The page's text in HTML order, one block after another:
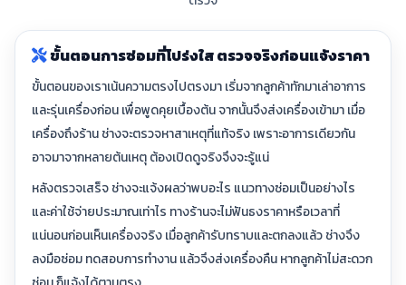
ขั้นตอนการซ่อมที่โปร่งใส ตรวจจริงก่อนแจ้งราคา
ขั้นตอนของเราเน้นความตรงไปตรงมา เริ่มจากลูกค้าทักมาเล่าอาการ
และรุ่นเครื่องก่อน เพื่อพูดคุยเบื้องต้น จากนั้นจึงส่งเครื่องเข้ามา เมื่อ
เครื่องถึงร้าน ช่างจะตรวจหาสาเหตุที่แท้จริง เพราะอาการเดียวกัน
อาจมาจากหลายต้นเหตุ ต้องเปิดดูจริงจึงจะรู้แน่
หลังตรวจเสร็จ ช่างจะแจ้งผลว่าพบอะไร แนวทางซ่อมเป็นอย่างไร
และค่าใช้จ่ายประมาณเท่าไร ทางร้านจะไม่ฟันธงราคาหรือเวลาที่
แน่นอนก่อนเห็นเครื่องจริง เมื่อลูกค้ารับทราบและตกลงแล้ว ช่างจึง
ลงมือซ่อม ทดสอบการทำงาน แล้วจึงส่งเครื่องคืน หากลูกค้าไม่สะดวก